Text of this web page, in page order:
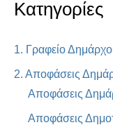
Κατηγορίες
1. Γραφείο
2. Αποφάσεις
Αποφάσεις
Αποφάσεις